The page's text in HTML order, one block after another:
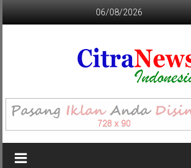
06/08/2026
CITRANEWS
INDONESIA
BERANI
DAN